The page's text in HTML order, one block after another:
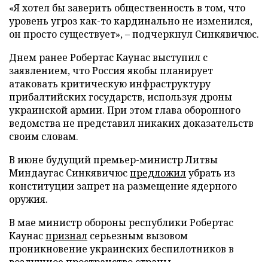
«Я хотел бы заверить общественность в том, что
уровень угроз как-то кардинально не изменился,
он просто существует», – подчеркнул Синкявичюс.
Днем ранее Робертас Каунас выступил с
заявлением, что Россия якобы планирует
атаковать критическую инфраструктуру
прибалтийских государств, используя дроны
украинской армии. При этом глава оборонного
ведомства не представил никаких доказательств
своим словам.
В июне будущий премьер-министр Литвы
Миндаугас Синкявичюспредложилубрать из
конституции запрет на размещение ядерного
оружия.
В мае министр обороны республики Робертас
Каунаспризнал серьезным вызовом
проникновение украинских беспилотников в